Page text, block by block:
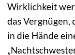
Wirklichkeit
das Vergnügen,
in die Hände